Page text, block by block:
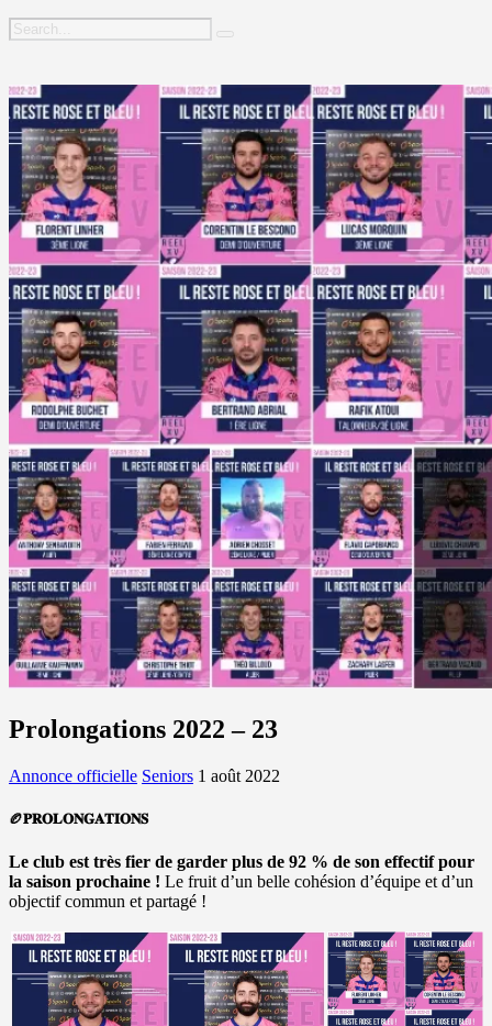
Prolongations 2022 – 23
Annonce officielle Seniors 1 août 2022
🏉𝐏𝐑𝐎𝐋𝐎𝐍𝐆𝐀𝐓𝐈𝐎𝐍𝐒
Le club est très fier de garder plus de 92 % de son effectif pour
la saison prochaine ! Le fruit d’un belle cohésion d’équipe et d’un
objectif commun et partagé !